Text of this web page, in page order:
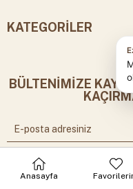
KATEGORİLER
BÜLTENİMİZE
Anasayfa